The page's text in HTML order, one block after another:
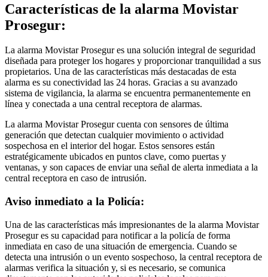
Características de la alarma Movistar
Prosegur:
La alarma Movistar Prosegur es una solución integral de seguridad
diseñada para proteger los hogares y proporcionar tranquilidad a sus
propietarios. Una de las características más destacadas de esta
alarma es su conectividad las 24 horas. Gracias a su avanzado
sistema de vigilancia, la alarma se encuentra permanentemente en
línea y conectada a una central receptora de alarmas.
La alarma Movistar Prosegur cuenta con sensores de última
generación que detectan cualquier movimiento o actividad
sospechosa en el interior del hogar. Estos sensores están
estratégicamente ubicados en puntos clave, como puertas y
ventanas, y son capaces de enviar una señal de alerta inmediata a la
central receptora en caso de intrusión.
Aviso inmediato a la Policía:
Una de las características más impresionantes de la alarma Movistar
Prosegur es su capacidad para notificar a la policía de forma
inmediata en caso de una situación de emergencia. Cuando se
detecta una intrusión o un evento sospechoso, la central receptora de
alarmas verifica la situación y, si es necesario, se comunica